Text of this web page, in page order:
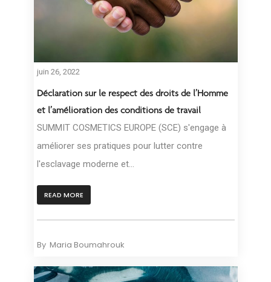
juin 26, 2022
Déclaration sur le respect des droits de l’Homme
et l’amélioration des conditions de travail
SUMMIT COSMETICS EUROPE (SCE) s'engage à
améliorer ses pratiques pour lutter contre
l'esclavage moderne et...
READ MORE
By Maria Boumahrouk